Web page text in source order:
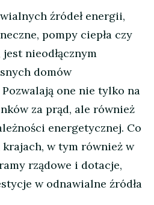
źródeł energii,
pompy ciepła czy
nieodłącznym
domów
one nie tylko na
za prąd, ale również
energetycznej. Co
w tym również w
rządowe i dotacje,
w odnawialne źródła